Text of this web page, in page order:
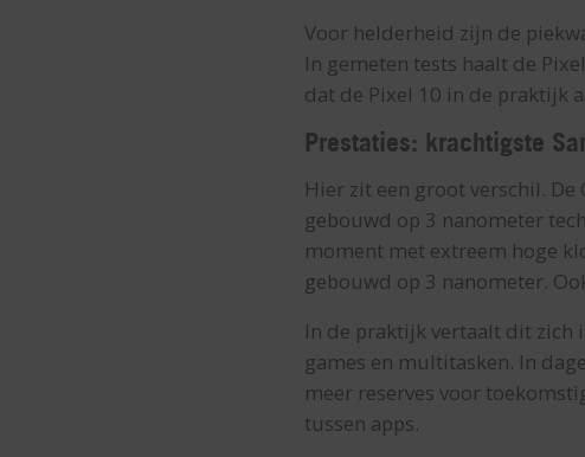
Voor helderheid zijn de
In gemeten tests haalt de
dat de Pixel 10 in de praktijk
Prestaties: krachtigste
Hier zit een groot verschil.
gebouwd op 3 nanometer
moment met extreem hoge
gebouwd op 3 nanometer.
In de praktijk vertaalt dit zich
games en multitasken. In
meer reserves voor
tussen apps.